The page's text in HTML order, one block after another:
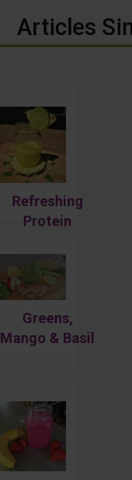
Articles
Refreshing
Protein
Smoothie:
Pineapple &
mint
Greens,
Mango & Basil